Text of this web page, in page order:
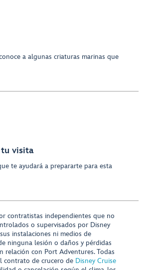
a algunas criaturas marinas que
visita
te ayudará a prepararte para esta
contratistas independientes que no
o supervisados por Disney
instalaciones ni medios de
ninguna lesión o daños y pérdidas
relación con Port Adventures. Todas
contrato de crucero de Disney Cruise